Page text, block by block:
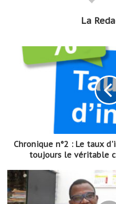
La
Chronique n°2 : Le taux
toujours le véritable